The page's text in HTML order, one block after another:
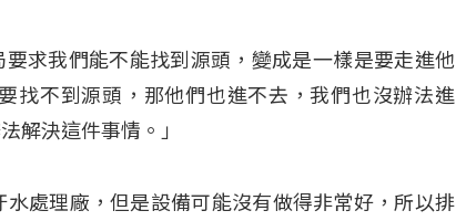
求我們能不能找到源頭，變成是一樣是要走進他
找不到源頭，那他們也進不去，我們也沒辦法進
解決這件事情。」
處理廠，但是設備可能沒有做得非常好，所以排